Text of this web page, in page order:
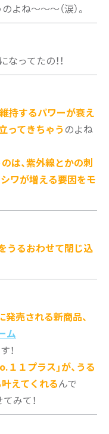
ね～～～（涙）。
ってたの！！
持するパワーが衰え
ってきちゃうのよね
は、紫外線とかの刺
ワが増える要因をモ
うるおわせて閉じ込
発売される新商品、
ム
！
１プラス」が、うる
えてくれるんで
みて！